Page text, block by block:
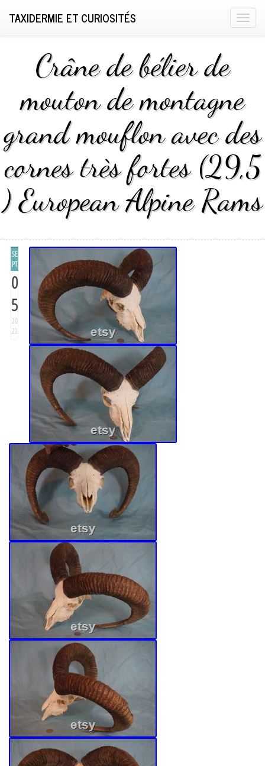
T
e
n
a
v
g
a
t
i
n
TAXIDERMIE ET CURIOSITÉS
Crâne de bélier de
mouton de montagne
grand mouflon avec des
cornes très fortes (29,5
) European Alpine Rams
SE
PT
0
5
20
22